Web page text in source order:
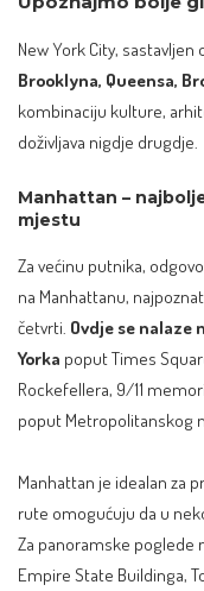
New York City,
Brooklyna, Queensa,
kombinaciju kulture,
doživljava nigdje drugdje.
Manhattan –
mjestu
Za većinu putnika,
na Manhattanu,
četvrti. Ovdje se nalaze
Yorka poput Times
Rockefellera, 9/11
poput Metropolitanskog
Manhattan je idealan za
rute omogućuju da u
Za panoramske poglede
Empire State Buildinga,